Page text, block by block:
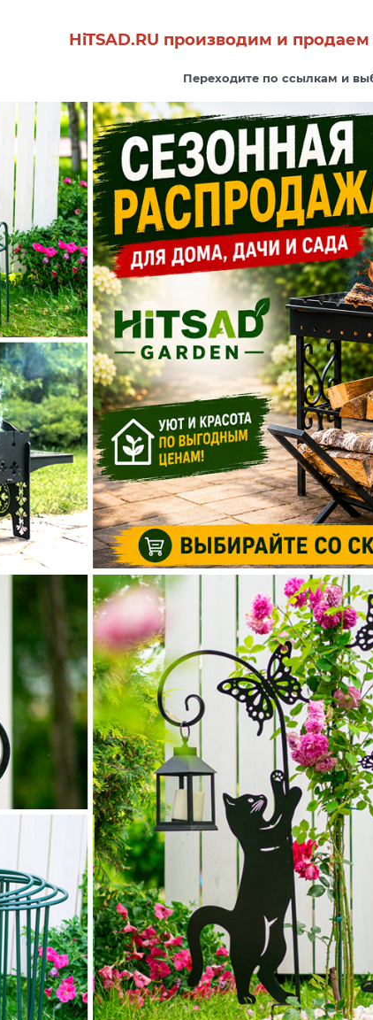
HiTSAD.RU производим и
Переходите по ссылкам и
ВАШИ СКАЗОЧНЫЕ САДЫ
Вдохновение
Посмотреть
КРЫШКА ДЛЯ
Прочность и
Посмотреть